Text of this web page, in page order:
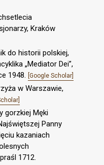
Kraków
do historii polskiej,
„Mediator Dei”,
1948. [Google Scholar]
w Warszawie,
gorzkiej Męki
Panny
kazaniach
1712.